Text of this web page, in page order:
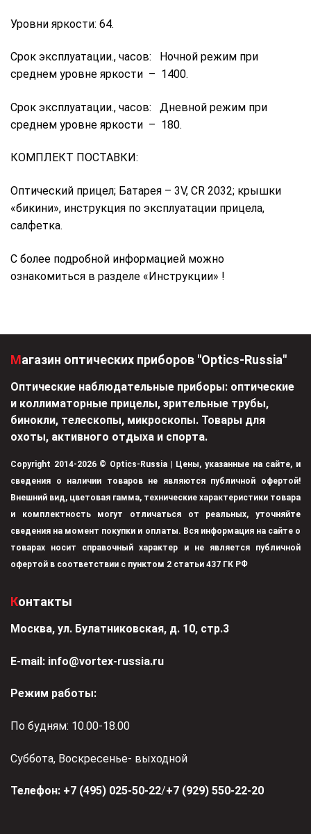
Уровни яркости: 64.
Срок эксплуатации., часов: Ночной режим при
среднем уровне яркости – 1400.
Срок эксплуатации., часов: Дневной режим при
среднем уровне яркости – 180.
КОМПЛЕКТ ПОСТАВКИ:
Оптический прицел; Батарея – 3V, CR 2032; крышки
«бикини», инструкция по эксплуатации прицела,
салфетка.
С более подробной информацией можно
ознакомиться в разделе «Инструкции» !
Магазин оптических приборов "Optics-Russia"
Оптические наблюдательные приборы: оптические
и коллиматорные прицелы, зрительные трубы,
бинокли, телескопы, микроскопы. Товары для
охоты, активного отдыха и спорта.
Copyright 2014-2026 © Optics-Russia | Цены, указанные на сайте, и
сведения о наличии товаров не являются публичной офертой!
Внешний вид, цветовая гамма, технические характеристики товара
и комплектность могут отличаться от реальных, уточняйте
сведения на момент покупки и оплаты. Вся информация на сайте о
товарах носит справочный характер и не является публичной
офертой в соответствии с пунктом 2 статьи 437 ГК РФ
Контакты
Москва, ул. Булатниковская, д. 10, стр.3
Е-mail: info@vortex-russia.ru
Режим работы:
По будням: 10.00-18.00
Суббота, Воскресенье- выходной
Телефон: +7 (495) 025-50-22/+7 (929) 550-22-20